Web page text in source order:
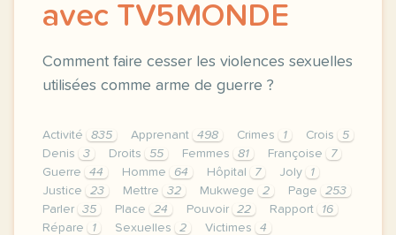
avec TV5MONDE
Comment faire cesser les violences sexuelles
utilisées comme arme de guerre ?
Activité 835 Apprenant 498 Crimes 1 Crois
5
Denis
3 Droits 55 Femmes 81 Françoise
7
Guerre
44 Homme 64 Hôpital 7 Joly
1
Justice
23 Mettre 32 Mukwege 2 Page
253
Parler
35 Place 24 Pouvoir 22 Rapport
16
Répare
1 Sexuelles 2 Victimes
4